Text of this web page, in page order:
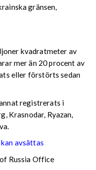
gränsen,
kvadratmeter av
mer än 20 procent av
eller förstörts sedan
registrerats i
Krasnodar, Ryazan,
avsättas
Russia Office